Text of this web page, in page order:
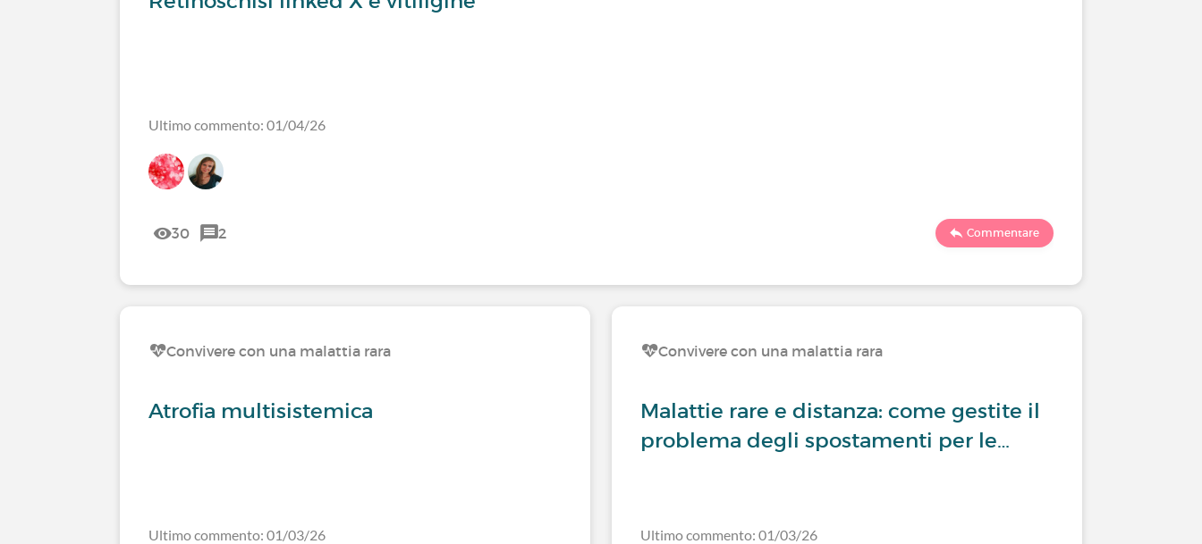
Ultimo commento: 01/04/26
30 2 Commentare
Convivere con una malattia rara
Atrofia multisistemica
Ultimo commento: 01/03/26
Convivere con una malattia rara
Malattie rare e distanza: come gestite il
problema degli spostamenti per le…
Ultimo commento: 01/03/26